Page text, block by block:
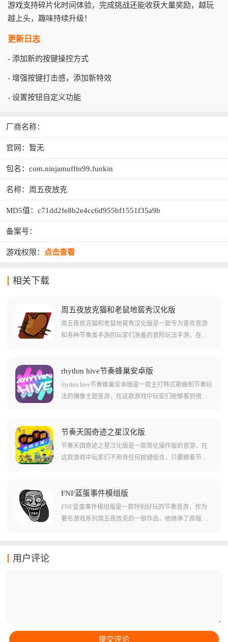
游戏支持碎片化时间体验，完成挑战还能收获大量奖励，越玩
越上头，趣味持续升级！
更新日志
- 添加新的按键操控方式
- 增强按键打击感，添加新特效
- 设置按钮自定义功能
厂商名称：
官网：暂无
包名：com.ninjamuffin99.funkin
名称：周五夜放克
MD5值：c71dd2fe8b2e4cc6d955bf1551f35a9b
备案号：
游戏权限： 点击查看
相关下载
周五夜放克猫和老鼠地窖秀汉化版
周五夜放克猫和老鼠地窖秀汉化版是一款专为喜欢音游
和各种节奏类手游的玩家们准备的冒险玩法手游，在这
要按照节奏和指示按下正确的按键，还要看到角色的动
作和各种干扰，游戏中各种不同类型的音游都十分有
趣，还有不少有趣的角色介绍!
rhythm hive节奏蜂巢安卓版
rhythm hive节奏蜂巢安卓版是一款主打韩式歌曲和节奏玩
法的偶像主题音游，在这款游戏中玩家们能够看到很多
的谱面和少见的真人mv背景，让您在游玩节奏游戏的时
候能够体验到更多的乐趣!游戏中还有不少的造型皮肤等
玩法，可以让玩家们来体验!
节奏天国奇迹之星汉化版
节奏天国奇迹之星汉化版是一款简化操作版的音游，在
这款游戏中玩家们不用背任何按键组合，只要跟着节拍
的节奏玩法，而且每关都有独立世界观和动画，非常的
轻松有趣！而且游戏中玩家们跟着节拍随便按也能过，
十分的休闲。游戏还支持四人本地联机的玩法，包括合
FNF蓝蛋事件模组版
FNF蓝蛋事件模组版是一款特别好玩的节奏音游，作为
著名游戏系列周五夜放克的一部作品，他继承了原版的
用户评论